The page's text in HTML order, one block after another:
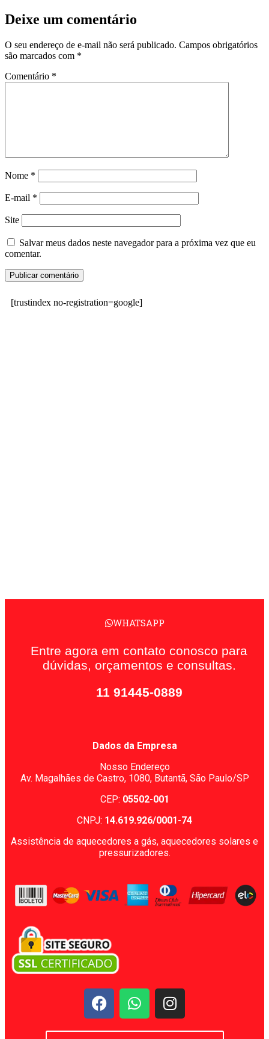
Deixe um comentário
O seu endereço de e-mail não será publicado. Campos obrigatórios
são marcados com *
Comentário *
Nome *
E-mail *
Site
Salvar meus dados neste navegador para a próxima vez que eu
comentar.
[trustindex no-registration=google]
WHATSAPP
Entre agora em contato conosco para
dúvidas, orçamentos e consultas.
11 91445-0889
Dados da Empresa
Nosso Endereço
Av. Magalhães de Castro, 1080, Butantã, São Paulo/SP
CEP: 05502-001
CNPJ: 14.619.926/0001-74
Assistência de aquecedores a gás, aquecedores solares e
pressurizadores.